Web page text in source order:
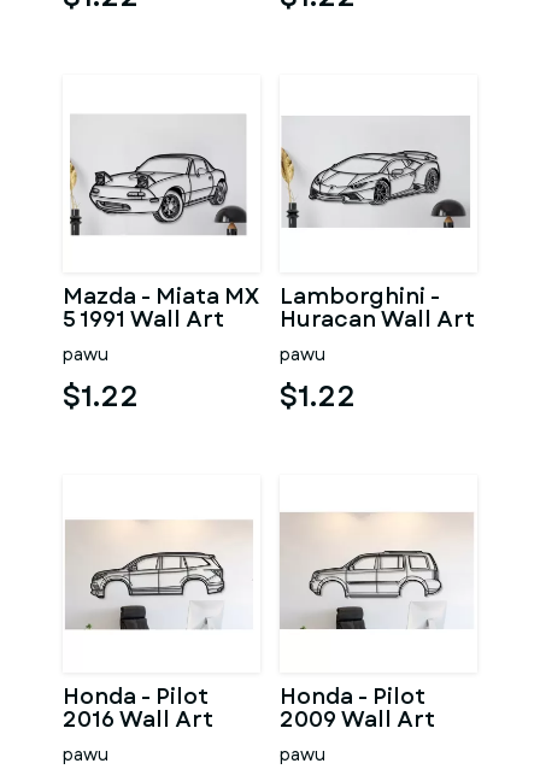
Mazda - Miata MX
5 1991 Wall Art
pawu
$1.22
Lamborghini -
Huracan Wall Art
pawu
$1.22
Honda - Pilot
2016 Wall Art
pawu
Honda - Pilot
2009 Wall Art
pawu